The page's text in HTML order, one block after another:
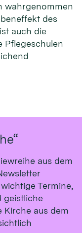
wahrgenommen
des
auch die
Pflegeschulen
aus dem
Termine,
geistliche
Kirche aus dem